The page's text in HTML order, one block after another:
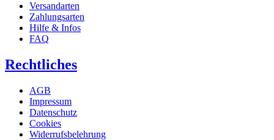
Versandarten
Zahlungsarten
Hilfe & Infos
FAQ
Rechtliches
AGB
Impressum
Datenschutz
Cookies
Widerrufsbelehrung